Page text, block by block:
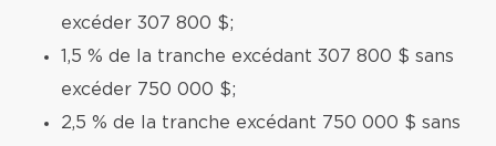
excéder 307 800 $;
1,5 % de la tranche excédant 307 800 $ sans
excéder 750 000 $;
2,5 % de la tranche excédant 750 000 $ sans